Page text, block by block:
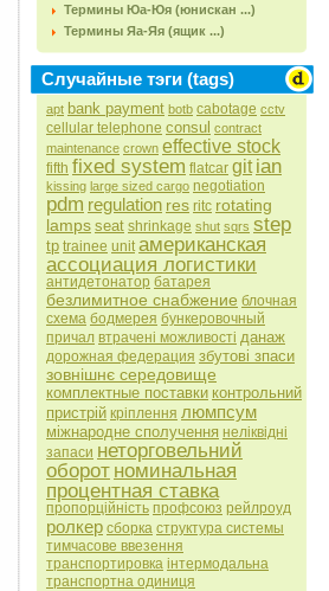
Термины Юа-Юя (юнискан ...)
Термины Яа-Яя (ящик ...)
Случайные тэги (tags)
apt bank payment botb cabotage cctv
cellular telephone consul contract
maintenance crown effective stock
fifth fixed system flatcar git ian
kissing large sized cargo negotiation
pdm regulation res ritc rotating
lamps seat shrinkage shut sqrs step
tp trainee unit американская
ассоциация логистики
антидетонатор батарея
безлимитное снабжение блочная
схема бодмерея бункеровочный
причал втрачені можливості данаж
дорожная федерация збутові зпаси
зовнішнє середовище
комплектные поставки контрольний
пристрій кріплення люмпсум
міжнародне сполучення неліквідні
запаси неторговельний
оборот номинальная
процентная ставка
пропорційність профсоюз рейлроуд
ролкер сборка структура системы
тимчасове ввезення
транспортировка інтермодальна
транспортна одиниця